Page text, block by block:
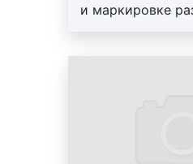
и маркировке